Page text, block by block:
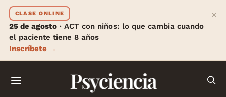
CLASE ONLINE
25 de agosto · ACT con niños: lo que cambia cuando
el paciente tiene 8 años
Inscríbete →
×
Psyciencia